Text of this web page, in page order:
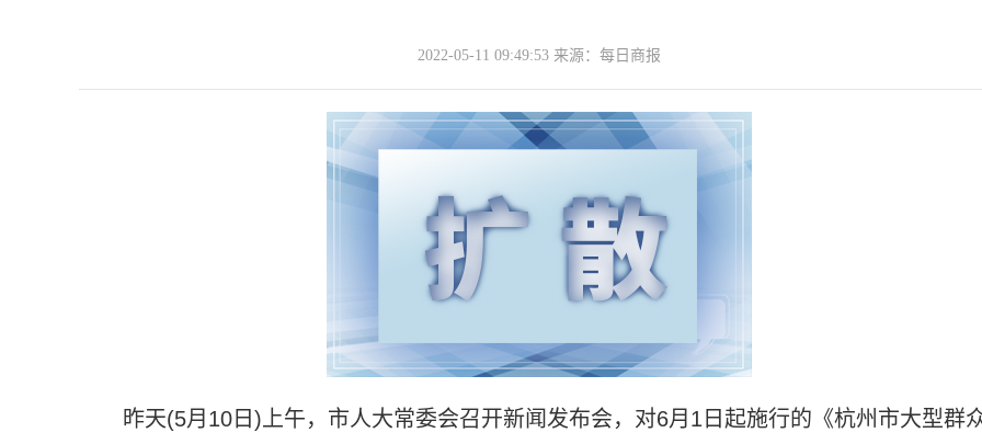
2022-05-11 09:49:53 来源：每日商报
昨天(5月10日)上午，市人大常委会召开新闻发布会，对6月1日起施行的《杭州市大型群